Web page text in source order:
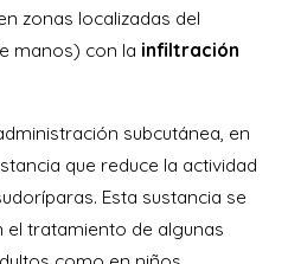
zonas localizadas del
manos) con la infiltración
subcutánea, en
que reduce la actividad
Esta sustancia se
el tratamiento de algunas